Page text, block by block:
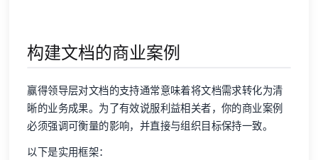
构建文档的商业案例
赢得领导层对文档的支持通常意味着将文档需求转化为清
晰的业务成果。为了有效说服利益相关者，你的商业案例
必须强调可衡量的影响，并直接与组织目标保持一致。
以下是实用框架：